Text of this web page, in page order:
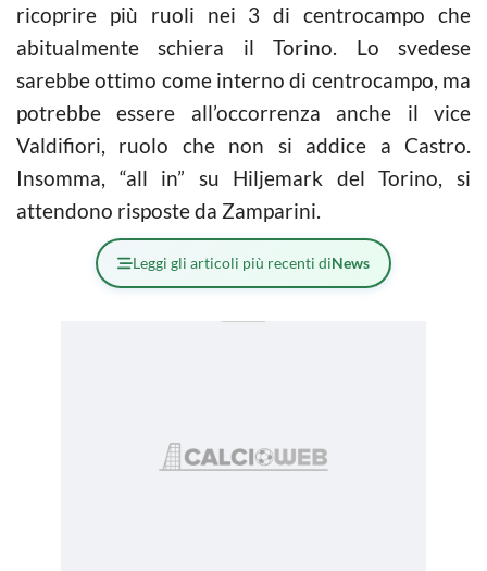
ricoprire più ruoli nei 3 di centrocampo che
abitualmente schiera il Torino. Lo svedese
sarebbe ottimo come interno di centrocampo, ma
potrebbe essere all’occorrenza anche il vice
Valdifiori, ruolo che non si addice a Castro.
Insomma, “all in” su Hiljemark del Torino, si
attendono risposte da Zamparini.
Leggi gli articoli più recenti diNews